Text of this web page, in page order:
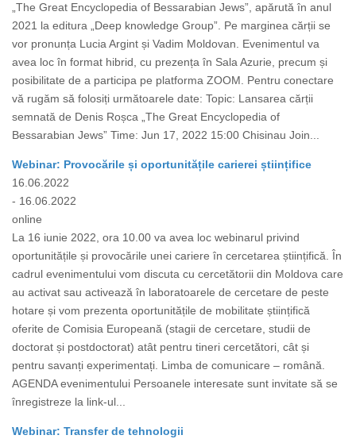
„The Great Encyclopedia of Bessarabian Jews”, apărută în anul
2021 la editura „Deep knowledge Group”. Pe marginea cărții se
vor pronunța Lucia Argint și Vadim Moldovan. Evenimentul va
avea loc în format hibrid, cu prezența în Sala Azurie, precum și
posibilitate de a participa pe platforma ZOOM. Pentru conectare
vă rugăm să folosiți următoarele date: Topic: Lansarea cărții
semnată de Denis Roșca „The Great Encyclopedia of
Bessarabian Jews” Time: Jun 17, 2022 15:00 Chisinau Join...
Webinar: Provocările și oportunitățile carierei științifice
16.06.2022
- 16.06.2022
online
La 16 iunie 2022, ora 10.00 va avea loc webinarul privind
oportunitățile și provocările unei cariere în cercetarea științifică. În
cadrul evenimentului vom discuta cu cercetătorii din Moldova care
au activat sau activează în laboratoarele de cercetare de peste
hotare și vom prezenta oportunitățile de mobilitate științifică
oferite de Comisia Europeană (stagii de cercetare, studii de
doctorat și postdoctorat) atât pentru tineri cercetători, cât și
pentru savanți experimentați. Limba de comunicare – română.
AGENDA evenimentului Persoanele interesate sunt invitate să se
înregistreze la link-ul...
Webinar: Transfer de tehnologii